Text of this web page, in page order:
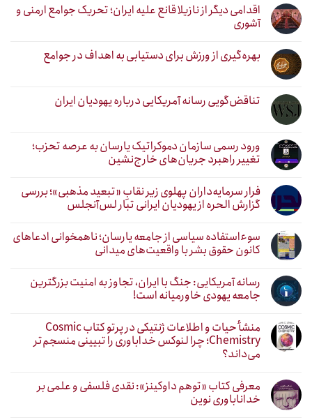
اقدامی دیگر از نازیلا قانع علیه ایران؛ تحریک جوامع ارمنی و
آشوری
بهره‌گیری از ورزش برای دستیابی به اهداف در جوامع
تناقض‌گویی رسانه آمریکایی درباره یهودیان ایران
ورود رسمی سازمان دموکراتیک یارسان به عرصه تحزب؛
تغییر راهبرد جریان‌های خارج‌نشین
فرار سرمایه‌داران پهلوی زیر نقابِ «تبعید مذهبی»؛ بررسی
گزارش الحره از یهودیان ایرانی تبار لس‌آنجلس
سوءاستفاده سیاسی از جامعه یارسان؛ ناهمخوانی ادعاهای
کانون حقوق بشر با واقعیت‌های میدانی
رسانه آمریکایی: جنگ با ایران، تجاوز به امنیت بزرگترین
جامعه یهودی خاورمیانه است!
منشأ حیات و اطلاعات ژنتیکی در پرتو کتاب Cosmic
Chemistry؛ چرا لنوکس خداباوری را تبیینی منسجم‌تر
می‌داند؟
معرفی کتاب «توهم داوکینز»: نقدی فلسفی و علمی بر
خداناباوری نوین